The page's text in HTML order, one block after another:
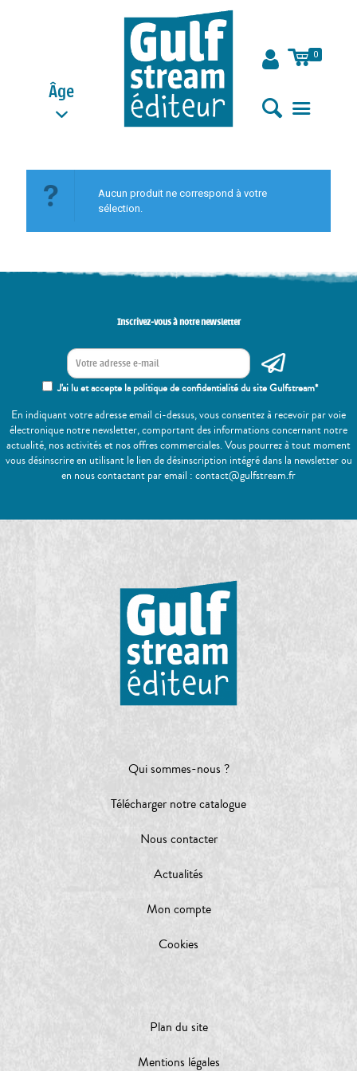
Âge
0
Aucun produit ne correspond à votre
sélection.
Inscrivez-vous à notre newsletter
J'ai lu et accepte la politique de confidentialité du site Gulfstream*
En indiquant votre adresse email ci-dessus, vous consentez à recevoir par voie
électronique notre newsletter, comportant des informations concernant notre
actualité, nos activités et nos offres commerciales. Vous pourrez à tout moment
vous désinscrire en utilisant le lien de désinscription intégré dans la newsletter ou
en nous contactant par email : contact@gulfstream.fr
Qui sommes-nous ?
Télécharger notre catalogue
Nous contacter
Actualités
Mon compte
Cookies
Plan du site
Mentions légales